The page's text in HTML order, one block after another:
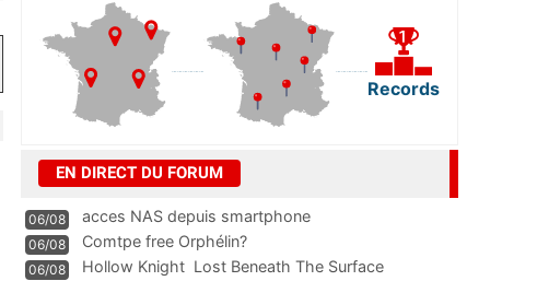
Records
EN DIRECT DU FORUM
06/08 acces NAS depuis smartphone
06/08 Comtpe free Orphélin?
06/08 Hollow Knight  Lost Beneath The Surface